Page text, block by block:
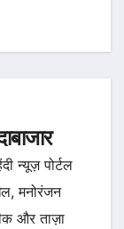
न्यूज़ पोर्टल
मनोरंजन
और ताज़ा